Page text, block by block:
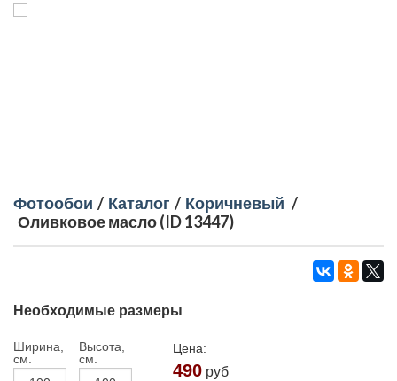
Фотообои / Каталог / Коричневый /
Оливковое масло (ID 13447)
Необходимые размеры
Ширина,
см.
Высота,
см.
Цена:
490 руб